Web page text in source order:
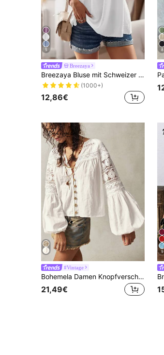
5
Breezaya
Breezaya Bluse mit Schweizer Punkten und Schmetterlingsärmeln, Kurzarm Oberteil
(1000+)
12,86€
8
#Vintage
Bohemela Damen Knopfverschluss Langarm Lässig Loose Bluse Hemd, geeignet für Urlaubsreisen
21,49€
9